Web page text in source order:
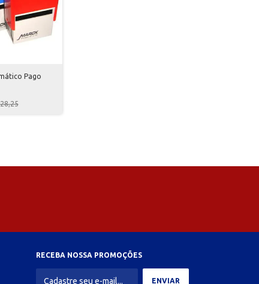
Pago
RECEBA NOSSA PROMOÇÕES